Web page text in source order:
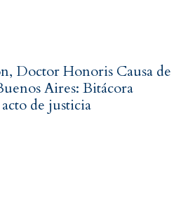
Doctor Honoris Causa de
Aires: Bitácora
de justicia